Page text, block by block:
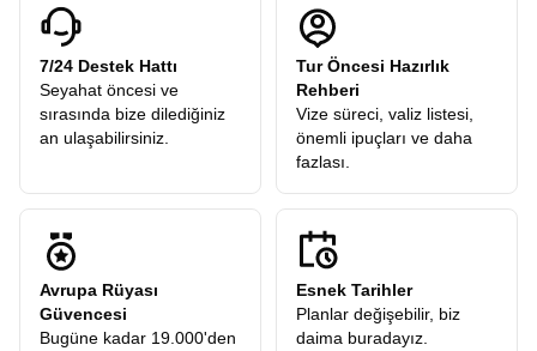
7/24 Destek Hattı
Seyahat öncesi ve
sırasında bize dilediğiniz
an ulaşabilirsiniz.
Tur Öncesi Hazırlık
Rehberi
Vize süreci, valiz listesi,
önemli ipuçları ve daha
fazlası.
Avrupa Rüyası
Güvencesi
Bugüne kadar 19.000'den
Esnek Tarihler
Planlar değişebilir, biz
daima buradayız.